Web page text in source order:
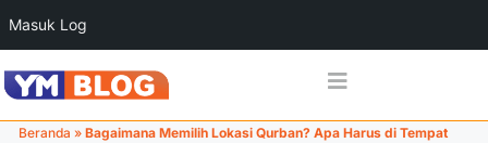
Masuk Log
Beranda » Bagaimana Memilih Lokasi Qurban? Apa Harus di Tempat